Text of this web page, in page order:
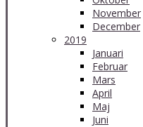
November
December
2019
Januari
Februar
Mars
April
Maj
Juni